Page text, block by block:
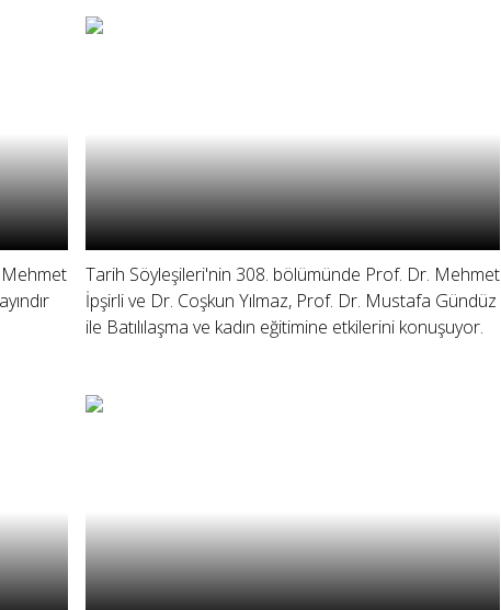
Tarih Söyleşileri'nin 308. bölümünde Prof. Dr. Mehmet
İpşirli ve Dr. Coşkun Yılmaz, Prof. Dr. Mustafa Gündüz
ile Batılılaşma ve kadın eğitimine etkilerini konuşuyor.